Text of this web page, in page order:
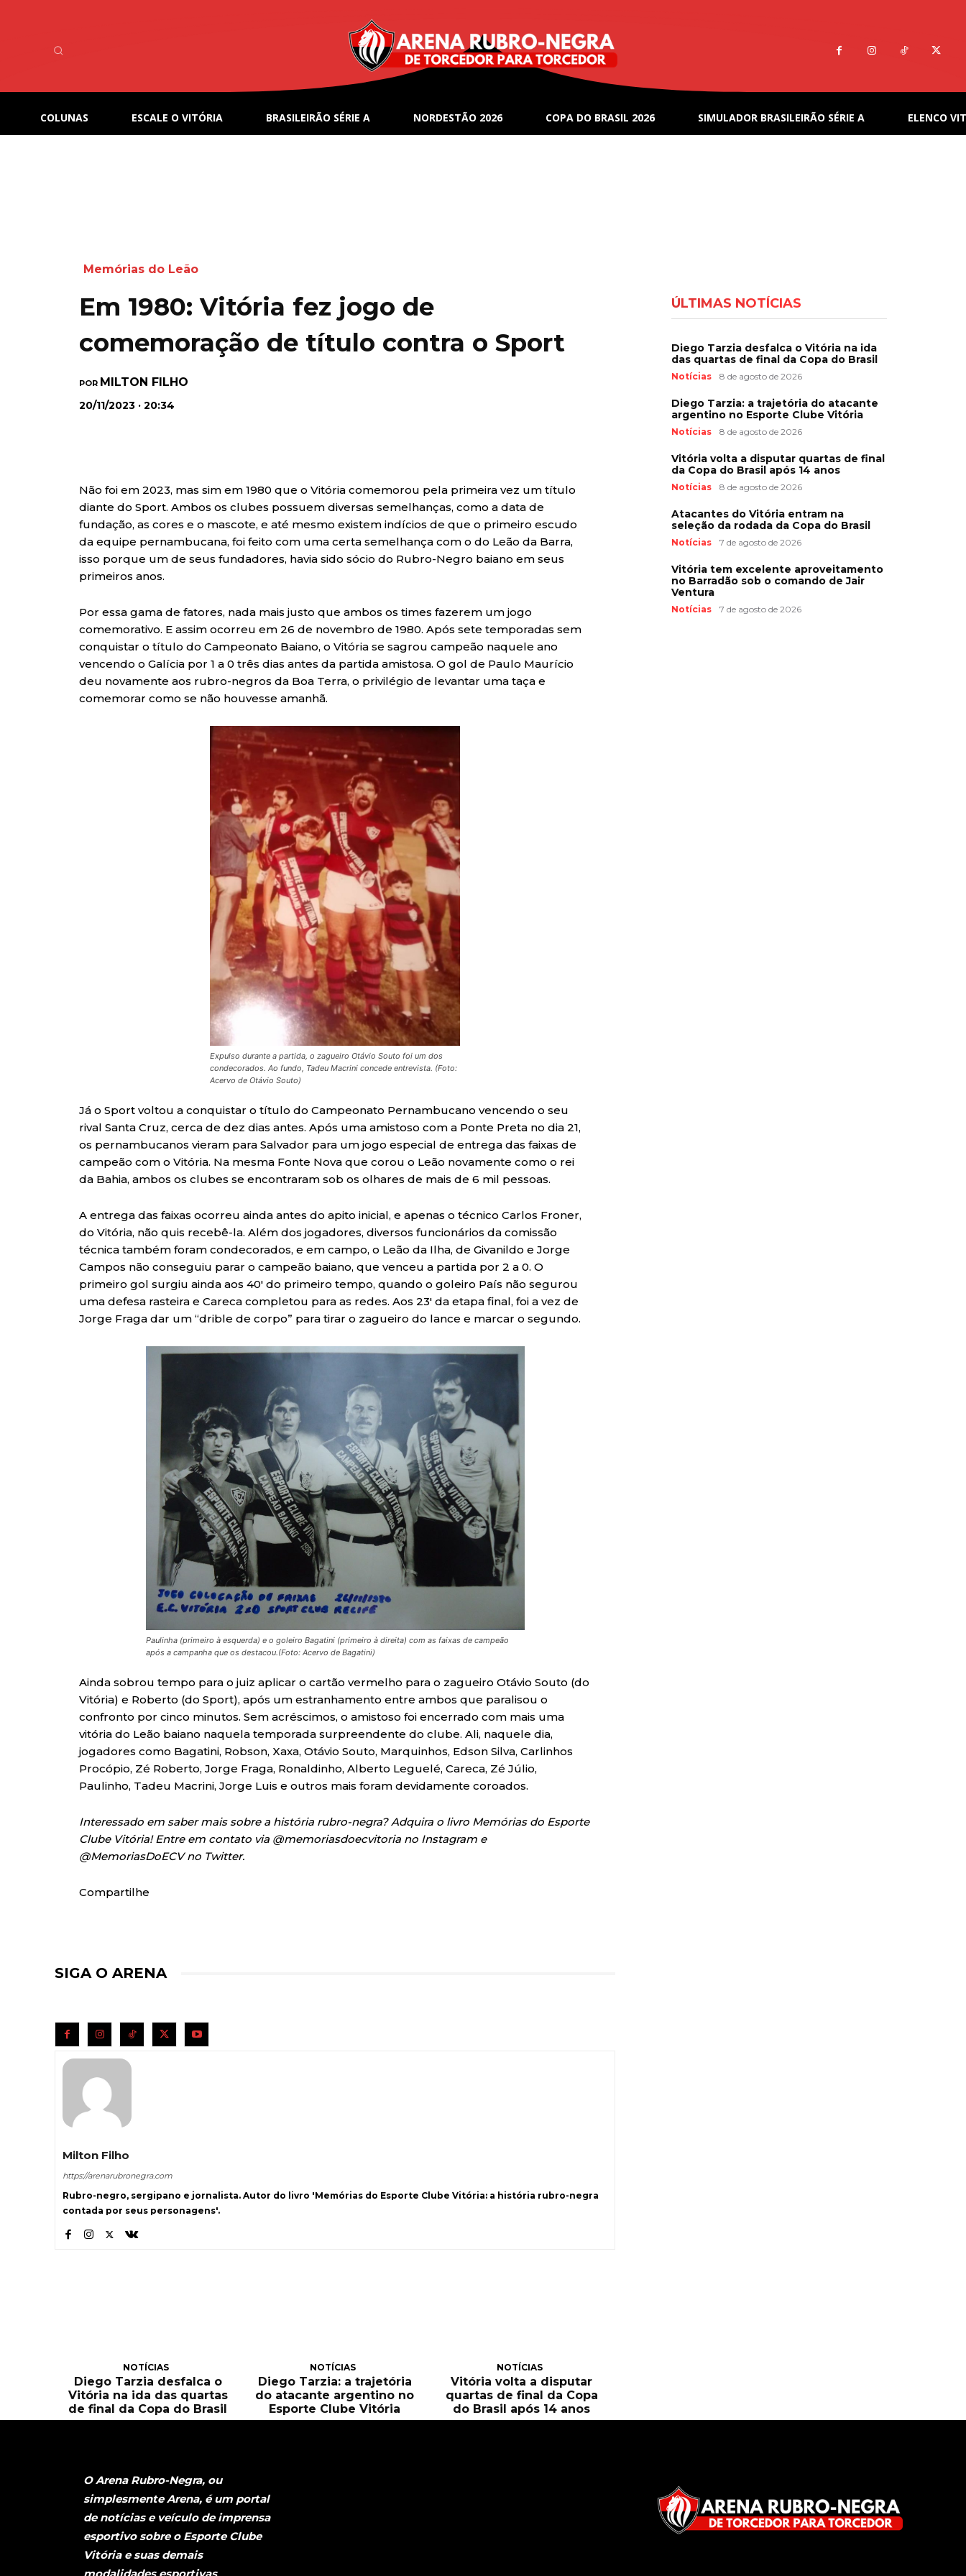
COLUNAS ESCALE O VITÓRIA BRASILEIRÃO SÉRIE A NORDESTÃO 2026 COPA DO BRASIL 2026 SIMULADOR BRASILEIRÃO SÉRIE A ELENCO
Memórias do Leão
Em 1980: Vitória fez jogo de
comemoração de título contra o Sport
POR MILTON FILHO
20/11/2023 · 20:34
Não foi em 2023, mas sim em 1980 que o Vitória comemorou pela primeira vez um título
diante do Sport. Ambos os clubes possuem diversas semelhanças, como a data de
fundação, as cores e o mascote, e até mesmo existem indícios de que o primeiro escudo
da equipe pernambucana, foi feito com uma certa semelhança com o do Leão da Barra,
isso porque um de seus fundadores, havia sido sócio do Rubro-Negro baiano em seus
primeiros anos.
Por essa gama de fatores, nada mais justo que ambos os times fazerem um jogo
comemorativo. E assim ocorreu em 26 de novembro de 1980. Após sete temporadas sem
conquistar o título do Campeonato Baiano, o Vitória se sagrou campeão naquele ano
vencendo o Galícia por 1 a 0 três dias antes da partida amistosa. O gol de Paulo Maurício
deu novamente aos rubro-negros da Boa Terra, o privilégio de levantar uma taça e
comemorar como se não houvesse amanhã.
Expulso durante a partida, o zagueiro Otávio Souto foi um dos
condecorados. Ao fundo, Tadeu Macrini concede entrevista. (Foto:
Acervo de Otávio Souto)
Já o Sport voltou a conquistar o título do Campeonato Pernambucano vencendo o seu
rival Santa Cruz, cerca de dez dias antes. Após uma amistoso com a Ponte Preta no dia 21,
os pernambucanos vieram para Salvador para um jogo especial de entrega das faixas de
campeão com o Vitória. Na mesma Fonte Nova que corou o Leão novamente como o rei
da Bahia, ambos os clubes se encontraram sob os olhares de mais de 6 mil pessoas.
A entrega das faixas ocorreu ainda antes do apito inicial, e apenas o técnico Carlos Froner,
do Vitória, não quis recebê-la. Além dos jogadores, diversos funcionários da comissão
técnica também foram condecorados, e em campo, o Leão da Ilha, de Givanildo e Jorge
Campos não conseguiu parar o campeão baiano, que venceu a partida por 2 a 0. O
primeiro gol surgiu ainda aos 40′ do primeiro tempo, quando o goleiro País não segurou
uma defesa rasteira e Careca completou para as redes. Aos 23′ da etapa final, foi a vez de
Jorge Fraga dar um “drible de corpo” para tirar o zagueiro do lance e marcar o segundo.
Paulinha (primeiro à esquerda) e o goleiro Bagatini (primeiro à direita) com as faixas de campeão
após a campanha que os destacou.(Foto: Acervo de Bagatini)
Ainda sobrou tempo para o juiz aplicar o cartão vermelho para o zagueiro Otávio Souto (do
Vitória) e Roberto (do Sport), após um estranhamento entre ambos que paralisou o
confronto por cinco minutos. Sem acréscimos, o amistoso foi encerrado com mais uma
vitória do Leão baiano naquela temporada surpreendente do clube. Ali, naquele dia,
jogadores como Bagatini, Robson, Xaxa, Otávio Souto, Marquinhos, Edson Silva, Carlinhos
Procópio, Zé Roberto, Jorge Fraga, Ronaldinho, Alberto Leguelé, Careca, Zé Júlio,
Paulinho, Tadeu Macrini, Jorge Luis e outros mais foram devidamente coroados.
Interessado em saber mais sobre a história rubro-negra? Adquira o livro Memórias do Esporte
Clube Vitória! Entre em contato via @memoriasdoecvitoria no Instagram e
@MemoriasDoECV no Twitter.
Compartilhe
SIGA O ARENA
Milton Filho
https://arenarubronegra.com
Rubro-negro, sergipano e jornalista. Autor do livro 'Memórias do Esporte Clube Vitória: a história rubro-negra
contada por seus personagens'.
NOTÍCIAS
Diego Tarzia desfalca o
Vitória na ida das quartas
de final da Copa do Brasil
NOTÍCIAS
Diego Tarzia: a trajetória
do atacante argentino no
Esporte Clube Vitória
NOTÍCIAS
Vitória volta a disputar
quartas de final da Copa
do Brasil após 14 anos
ÚLTIMAS NOTÍCIAS
Diego Tarzia desfalca o Vitória na ida
das quartas de final da Copa do Brasil
Notícias 8 de agosto de 2026
Diego Tarzia: a trajetória do atacante
argentino no Esporte Clube Vitória
Notícias 8 de agosto de 2026
Vitória volta a disputar quartas de final
da Copa do Brasil após 14 anos
Notícias 8 de agosto de 2026
Atacantes do Vitória entram na
seleção da rodada da Copa do Brasil
Notícias 7 de agosto de 2026
Vitória tem excelente aproveitamento
no Barradão sob o comando de Jair
Ventura
Notícias 7 de agosto de 2026
O Arena Rubro-Negra, ou
simplesmente Arena, é um portal
de notícias e veículo de imprensa
esportivo sobre o Esporte Clube
Vitória e suas demais